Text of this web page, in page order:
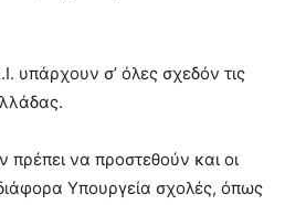
υπάρχουν σ’ όλες σχεδόν τις
να προστεθούν και οι
Υπουργεία σχολές, όπως